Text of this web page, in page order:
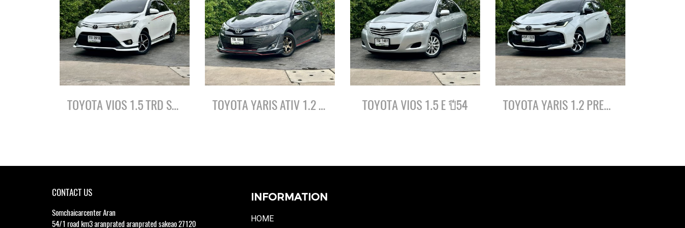
TOYOTA VIOS 1.5 TRD SPORTIVO ปี57 TOYOTA YARIS ATIV 1.2 S ปี62 TOYOTA VIOS 1.5 E ปี54 TOYOTA YARIS 1.2 PREMIUM (BLACK ROOF) ปี66
CONTACT US
Somchaicarcenter Aran
54/1 road km3 aranprated aranprated sakeao 27120
INFORMATION
HOME